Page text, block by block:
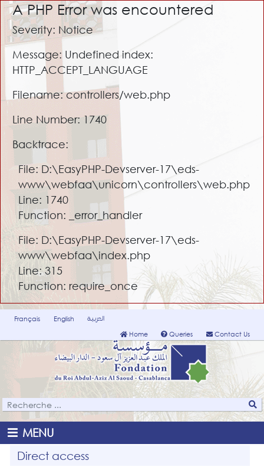
A PHP Error was encountered
Severity: Notice
Message: Undefined index:
HTTP_ACCEPT_LANGUAGE
Filename: controllers/web.php
Line Number: 1740
Backtrace:
File: D:\EasyPHP-Devserver-17\eds-
www\webfaa\unicorn\controllers\web.php
Line: 1740
Function: _error_handler
File: D:\EasyPHP-Devserver-17\eds-
www\webfaa\index.php
Line: 315
Function: require_once
Français English
العربية
Home
Queries Contact Us
MENU
Direct access